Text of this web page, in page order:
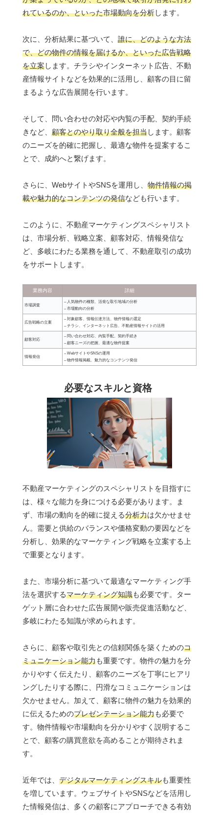
れているのか、といった市場動向を分析します。
次に、分析結果に基づいて、 誰に、どのような方法
で、どの物件の情報を届けるか、といった広告戦略
を立案します。チラシやインターネット広告、不動
産情報サイトなどを効果的に活用し、顧客の目に留
まるような広告展開を行います。
そして、問い合わせの対応や内覧の手配、契約手続
きなど、 顧客とのやり取り全般を担当します。顧客
のニーズを的確に把握し、最適な物件を提案するこ
とで、成約へと繋げます。
さらに、WebサイトやSNSを運用し、 物件情報の掲
載や魅力的なコンテンツの発信なども行います。
このように、不動産マーケティングスペシャリスト
は、市場分析、戦略立案、顧客対応、情報発信な
ど、多岐にわたる業務を通して、不動産取引の成功
をサポートします。
業務内容 詳細
市場調査
– 人気物件の種類、活発な取引地域の分析
– 市場動向の分析
広告戦略の立案
– 対象顧客、情報伝達方法、物件情報の選定
– チラシ、インターネット広告、不動産情報サイトの活用
顧客対応
– 問い合わせ対応、内覧手配、契約手続き
– 顧客ニーズの把握、最適な物件提案
情報発信
– WebサイトやSNSの運用
– 物件情報掲載、魅力的なコンテンツ発信
必要なスキルと資格
不動産マーケティングのスペシャリストを目指すに
は、様々な能力を身につける必要があります。ま
ず、市場の動向を的確に捉える分析力は欠かせませ
ん。需要と供給のバランスや価格変動の要因などを
分析し、効果的なマーケティング戦略を立案する上
で重要となります。
また、市場分析に基づいて最適なマーケティング手
法を選択するマーケティング知識も必要です。ター
ゲット層に合わせた広告展開や販売促進活動など、
多岐にわたる知識が求められます。
さらに、顧客や取引先との信頼関係を築くためのコ
ミュニケーション能力も重要です。物件の魅力を分
かりやすく伝えたり、顧客のニーズを丁寧にヒアリ
ングしたりする際に、円滑なコミュニケーションは
欠かせません。加えて、顧客に物件の魅力を効果的
に伝えるためのプレゼンテーション能力も必要で
す。物件情報や市場動向を分かりやすく説明するこ
とで、顧客の購買意欲を高めることが期待されま
す。
近年では、 デジタルマーケティングスキルも重要性
を増しています。ウェブサイトやSNSなどを活用し
た情報発信は、多くの顧客にアプローチできる有効